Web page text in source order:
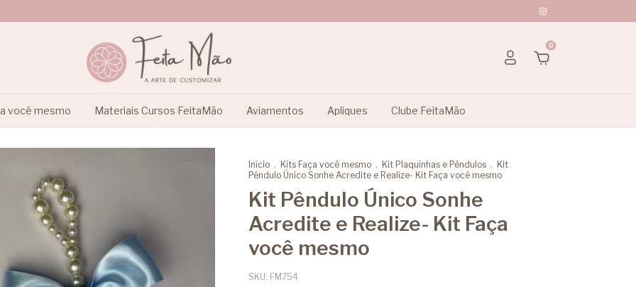
0
você mesmo Materiais Cursos FeitaMão Aviamentos Apliques Clube FeitaMão
Início . Kits Faça você mesmo . Kit Plaquinhas e Pêndulos . Kit
Pêndulo Único Sonhe Acredite e Realize- Kit Faça você mesmo
Kit Pêndulo Único Sonhe
Acredite e Realize- Kit Faça
você mesmo
SKU: FM754